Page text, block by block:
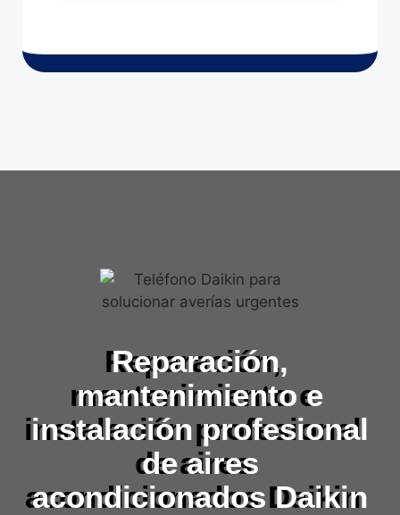
Reparación,
mantenimiento e
instalación profesional
de aires
acondicionados Daikin